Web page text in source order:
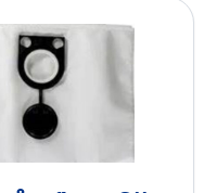
a
m
m
å